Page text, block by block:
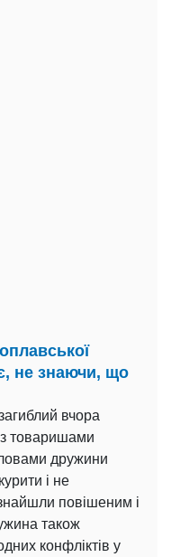
не знаючи, що
вчора
з товаришами
дружини
і не
повішеним і
також
конфліктів у